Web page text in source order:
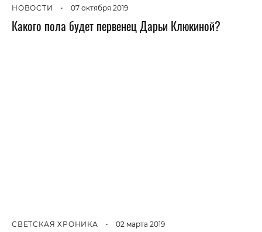
НОВОСТИ • 07 октября 2019
Какого пола будет первенец Дарьи Клюкиной?
СВЕТСКАЯ ХРОНИКА • 02 марта 2019